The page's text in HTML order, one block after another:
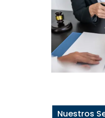
Nuestros